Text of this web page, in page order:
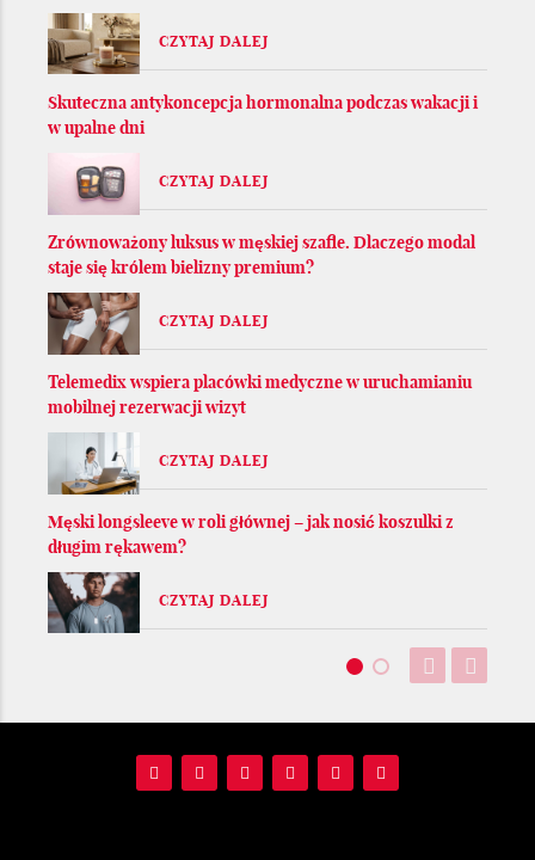
CZYTAJ DALEJ
Skuteczna antykoncepcja hormonalna podczas wakacji i
w upalne dni
CZYTAJ DALEJ
Zrównoważony luksus w męskiej szafie. Dlaczego modal
staje się królem bielizny premium?
CZYTAJ DALEJ
Telemedix wspiera placówki medyczne w uruchamianiu
mobilnej rezerwacji wizyt
CZYTAJ DALEJ
Męski longsleeve w roli głównej – jak nosić koszulki z
długim rękawem?
CZYTAJ DALEJ